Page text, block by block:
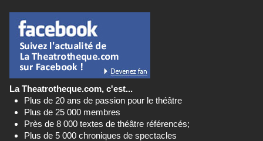
La Theatrotheque.com, c'est...
Plus de 20 ans de passion pour le théâtre
Plus de 25 000 membres
Près de 8 000 textes de théâtre référencés;
Plus de 5 000 chroniques de spectacles